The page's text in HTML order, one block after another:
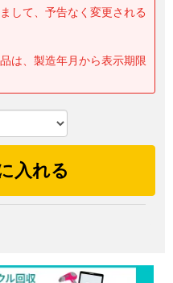
して、予告なく変更される
は、製造年月から表示期限
入れる